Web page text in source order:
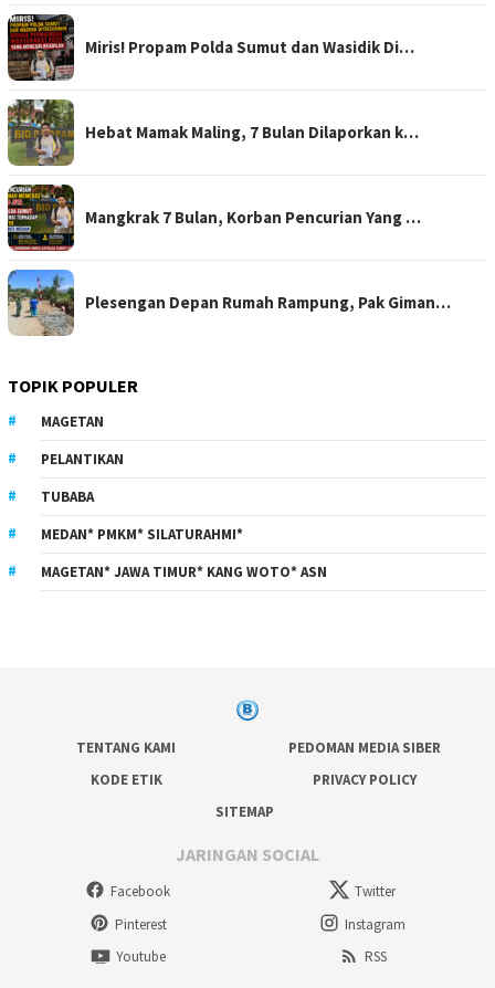
Miris! Propam Polda Sumut dan Wasidik Di…
Hebat Mamak Maling, 7 Bulan Dilaporkan k…
Mangkrak 7 Bulan, Korban Pencurian Yang …
Plesengan Depan Rumah Rampung, Pak Giman…
TOPIK POPULER
MAGETAN
PELANTIKAN
TUBABA
MEDAN* PMKM* SILATURAHMI*
MAGETAN* JAWA TIMUR* KANG WOTO* ASN
TENTANG KAMI
PEDOMAN MEDIA SIBER
KODE ETIK
PRIVACY POLICY
SITEMAP
JARINGAN SOCIAL
Facebook
Twitter
Pinterest
Instagram
Youtube
RSS